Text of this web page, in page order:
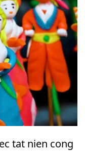
tat nien cong